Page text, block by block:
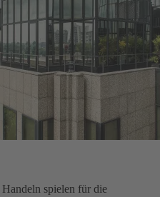
spielen für die